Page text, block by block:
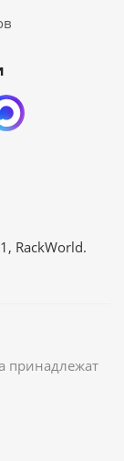
RackWorld.
принадлежат